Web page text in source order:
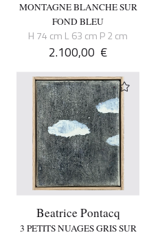
MONTAGNE BLANCHE SUR
FOND BLEU
H 74 cm L 63 cm P 2 cm
2.100,00 €
Beatrice Pontacq
3 PETITS NUAGES GRIS SUR